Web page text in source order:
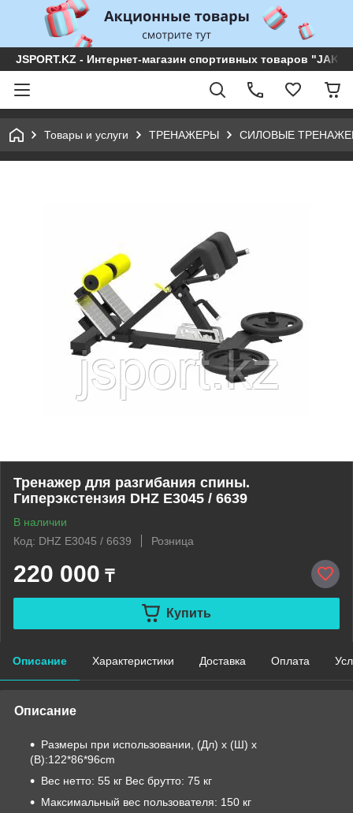
JSPORT.KZ - Интернет-магазин спортивных товаров
Товары и услуги ТРЕНАЖЕРЫ СИЛОВЫЕ
Тренажер для разгибания спины.
Гиперэкстензия DHZ E3045 / 6639
В наличии
Код: DHZ E3045 / 6639
Розница
220 000 ₸
Купить
Описание Характеристики Доставка Оплата
Описание
Размеры при использовании, (Дл) х (Ш) х
(В):122*86*96cm
Вес нетто: 55 кг Вес брутто: 75 кг
Максимальный вес пользователя: 150 кг